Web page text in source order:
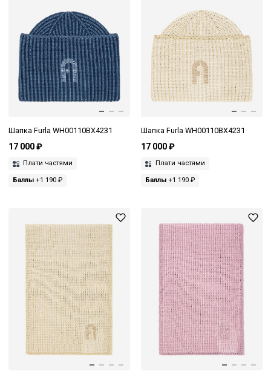
Шапка Furla WH00110BX4231
17 000 ₽
Плати частями
Баллы +1 190 ₽
Шапка Furla WH00110BX4231
17 000 ₽
Плати частями
Баллы+1 190 ₽